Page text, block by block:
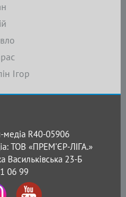
Ігор
медіа R40-05906
ТОВ «ПРЕМ’ЄР-ЛІГА.»
Васильківська 23-Б
06 99